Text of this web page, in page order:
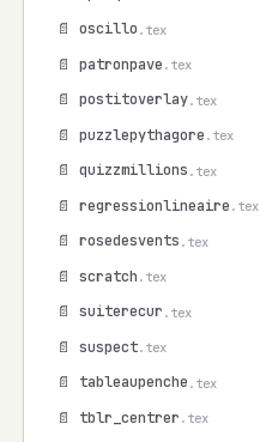
📄 oscillo .tex
📄 patronpave .tex
📄 postitoverlay.tex
📄 puzzlepythagore .tex
📄 quizzmillions .tex
📄 regressionlineaire .tex
📄 rosedesvents .tex
📄 scratch .tex
📄 suiterecur .tex
📄 suspect.tex
📄 tableaupenche .tex
📄 tblr_centrer .tex